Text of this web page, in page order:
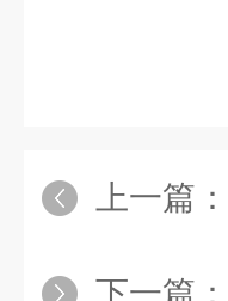
上一篇：
下一篇：